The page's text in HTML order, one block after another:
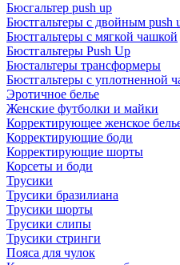
Бюсгальтер push up
Бюстгальтеры с двойным push
Бюстгальтеры с мягкой чашкой
Бюстгальтеры Push Up
Бюстальтеры трансформеры
Бюстгальтеры с уплотненной
Эротичное белье
Женские футболки и майки
Корректирующее женское
Корректирующие боди
Корректирующие шорты
Корсеты и боди
Трусики
Трусики бразилиана
Трусики шорты
Трусики слипы
Трусики стринги
Пояса для чулок